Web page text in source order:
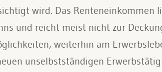
wird. Das Renteneinkommen
und reicht meist nicht zur
weiterhin am
unselbstständigen